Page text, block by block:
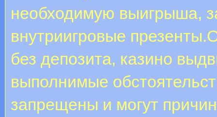
необходимую выигрыша,
внутриигровые
без депозита, казино
выполнимые
запрещены и могут